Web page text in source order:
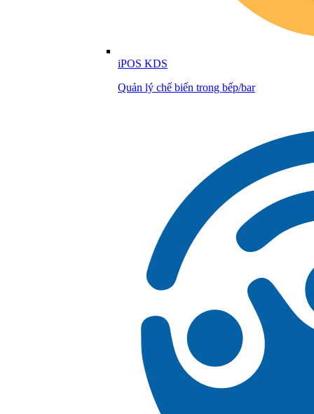
iPOS KDS
Quản lý chế biến trong bếp/bar